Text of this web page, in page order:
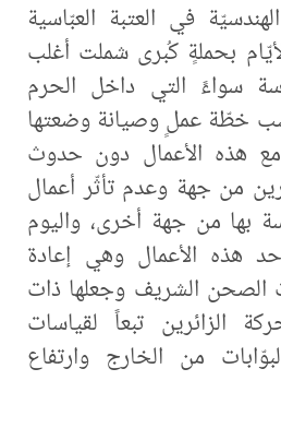
في العتبة العبّاسية
بحملةٍ كُبرى شملت أغلب
سواءً التي داخل الحرم
خطّة عملٍ وصيانة وضعتها
مع هذه الأعمال دون حدوث
من جهة وعدم تأثّر أعمال
بها من جهة أخرى، واليوم
هذه الأعمال وهي إعادة
الصحن الشريف وجعلها ذات
الزائرين تبعاً لقياسات
من الخارج وارتفاع